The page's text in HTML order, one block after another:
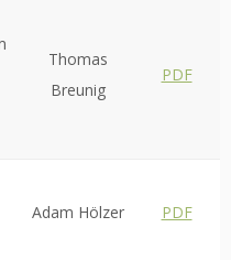
Thomas
Breunig
PDF
Adam Hölzer PDF